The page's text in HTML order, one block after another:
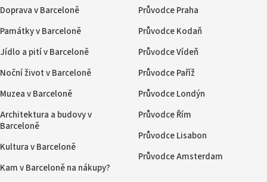
Doprava v Barceloně
Památky v Barceloně
Jídlo a pití v Barceloně
Noční život v Barceloně
Muzea v Barceloně
Architektura a budovy v
Barceloně
Kultura v Barceloně
Kam v Barceloně na nákupy?
Průvodce Praha
Průvodce Kodaň
Průvodce Vídeň
Průvodce Paříž
Průvodce Londýn
Průvodce Řím
Průvodce Lisabon
Průvodce Amsterdam